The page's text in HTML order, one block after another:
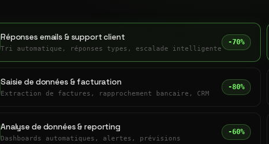
Réponses emails & support client
Tri automatique, réponses types, escalade intelligente
-70%
Saisie de données & facturation
Extraction de factures, rapprochement bancaire, CRM
-80%
Analyse de données & reporting
Dashboards automatiques, alertes, prévisions
-60%